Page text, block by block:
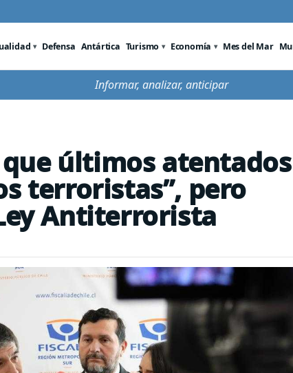
Defensa Antártica Turismo Economía Mes del Mar
Informar, analizar, anticipar
últimos atentados
terroristas”, pero
Antiterrorista